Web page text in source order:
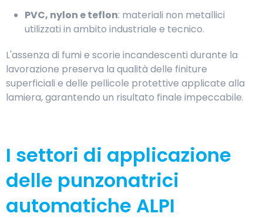
PVC, nylon e teflon: materiali non metallici
utilizzati in ambito industriale e tecnico.
L'assenza di fumi e scorie incandescenti durante la
lavorazione preserva la qualità delle finiture
superficiali e delle pellicole protettive applicate alla
lamiera, garantendo un risultato finale impeccabile.
I settori di applicazione
delle punzonatrici
automatiche ALPI